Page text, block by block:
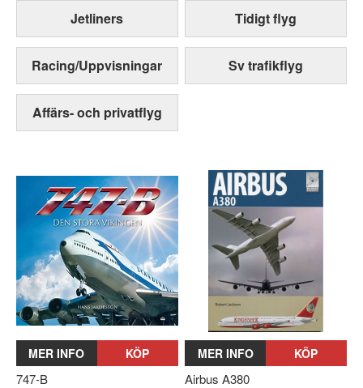
Jetliners Tidigt flyg
Racing/Uppvisningar Sv trafikflyg
Affärs- och privatflyg
MER INFO KÖP
747-B
MER INFO KÖP
Airbus A380